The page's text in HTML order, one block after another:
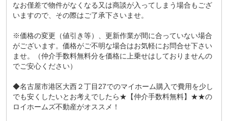
なお僅差で物件がなくなる又は商談が入ってしまう場合もござ
いますので、その際はご了承下さいませ。
※価格の変更（値引き等）、更新作業が間に合っていない場合
がございます。価格がご不明な場合はお気軽にお問合せ下さい
ませ。（仲介手数料無料分を価格に上乗せはしておりませんの
でご安心ください）
◆名古屋市港区大西２丁目27でのマイホーム購入で費用を少し
でも安くしたいとお考えでしたら★【仲介手数料無料】★★の
ロイホームズ不動産がオススメ！